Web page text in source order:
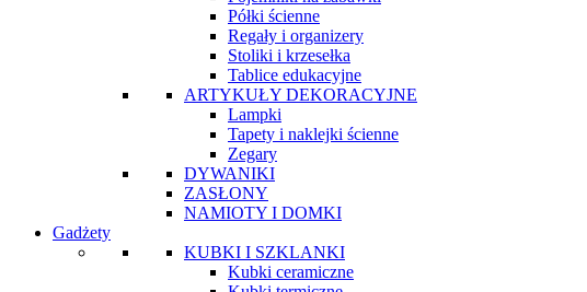
Półki ścienne
Regały i organizery
Stoliki i krzesełka
Tablice edukacyjne
ARTYKUŁY DEKORACYJNE
Lampki
Tapety i naklejki ścienne
Zegary
DYWANIKI
ZASŁONY
NAMIOTY I DOMKI
Gadżety
KUBKI I SZKLANKI
Kubki ceramiczne